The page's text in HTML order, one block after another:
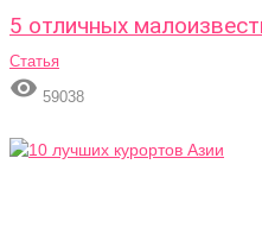
5 отличных
Статья
 59038